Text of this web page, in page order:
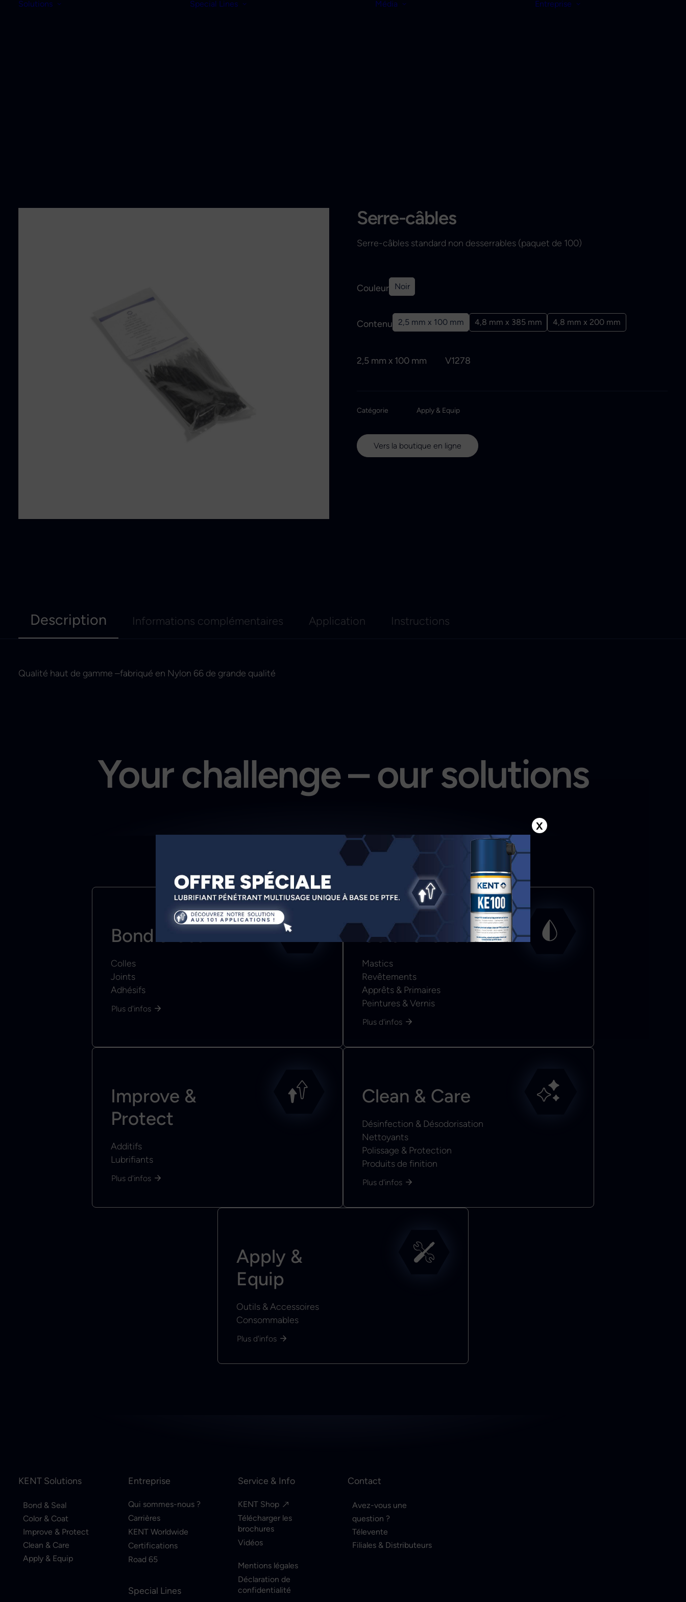
Solutions Special Lines Média Entreprise
Serre-câbles
Serre-câbles standard non desserrables (paquet de 100)
Couleur Noir
Contenu 2,5 mm x 100 mm 4,8 mm x 385 mm 4,8 mm x 200 mm
2,5 mm x 100 mm V1278
Catégorie Apply & Equip
Vers la boutique en ligne
Description Informations complémentaires Application Instructions
Qualité haut de gamme –fabriqué en Nylon 66 de grande qualité
Your challenge – our solutions
Bond & Seal
Colles
Joints
Adhésifs
Plus d'infos
Color & Coat
Mastics
Revêtements
Apprêts & Primaires
Peintures & Vernis
Plus d'infos
Improve &
Protect
Additifs
Lubrifiants
Plus d'infos
Clean & Care
Désinfection & Désodorisation
Nettoyants
Polissage & Protection
Produits de finition
Plus d'infos
Apply &
Equip
Outils & Accessoires
Consommables
Plus d'infos
KENT Solutions
Bond & Seal
Color & Coat
Improve & Protect
Clean & Care
Apply & Equip
Entreprise
Qui sommes-nous ?
Carrières
KENT Worldwide
Certifications
Road 65
Special Lines
Service & Info
KENT Shop
Télécharger les
brochures
Vidéos
Mentions légales
Déclaration de
confidentialité
Contact
Avez-vous une
question ?
Télevente
Filiales & Distributeurs
X